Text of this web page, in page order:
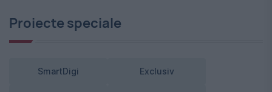
Proiecte speciale
SmartDigi Exclusiv